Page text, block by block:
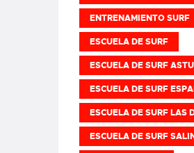
ENTRENAMIENTO SURF
ESCUELA DE SURF
ESCUELA DE SURF
ESCUELA DE SURF
ESCUELA DE SURF LAS
ESCUELA DE SURF